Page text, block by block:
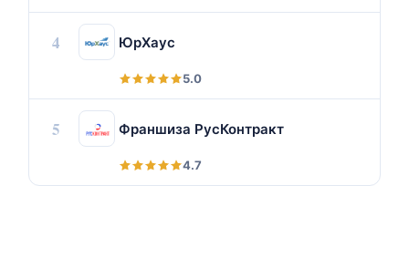
4 ЮрХаус
5.0
5 Франшиза РусКонтракт
4.7